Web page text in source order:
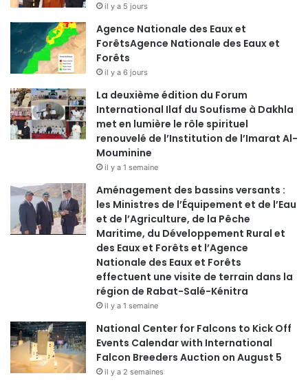
il y a 5 jours
Agence Nationale des Eaux et
ForêtsAgence Nationale des Eaux et
Forêts
il y a 6 jours
La deuxième édition du Forum
International Ilaf du Soufisme à Dakhla
met en lumière le rôle spirituel
renouvelé de l’Institution de l’Imarat Al-
Mouminine
il y a 1 semaine
Aménagement des bassins versants :
les Ministres de l’Équipement et de l’Eau
et de l’Agriculture, de la Pêche
Maritime, du Développement Rural et
des Eaux et Forêts et l’Agence
Nationale des Eaux et Forêts
effectuent une visite de terrain dans la
région de Rabat-Salé-Kénitra
il y a 1 semaine
National Center for Falcons to Kick Off
Events Calendar with International
Falcon Breeders Auction on August 5
il y a 2 semaines